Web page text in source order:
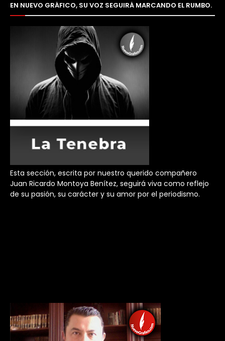
EN NUEVO GRÁFICO, SU VOZ SEGUIRÁ MARCANDO EL RUMBO.
Esta sección, escrita por nuestro querido compañero
Juan Ricardo Montoya Benítez, seguirá viva como reflejo
de su pasión, su carácter y su amor por el periodismo.